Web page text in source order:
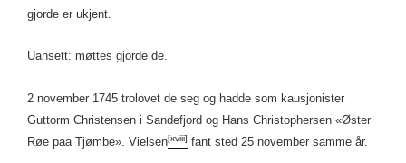
gjorde er ukjent.
Uansett: møttes gjorde de.
2 november 1745 trolovet de seg og hadde som kausjonister
Guttorm Christensen i Sandefjord og Hans Christophersen «Øster
Røe paa Tjømbe». Vielsen[xviii] fant sted 25 november samme år.